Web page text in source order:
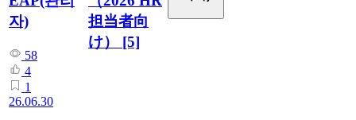
자)
58
4
1
26.06.30
担当者向
け）
[5]